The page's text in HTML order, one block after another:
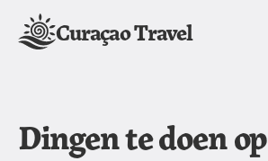
Curaçao Travel
Dingen te doen op